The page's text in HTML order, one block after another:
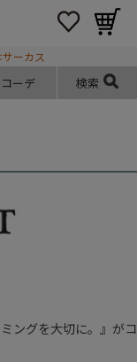
ーカス
コーデ 検索
ングを大切に。』がコ